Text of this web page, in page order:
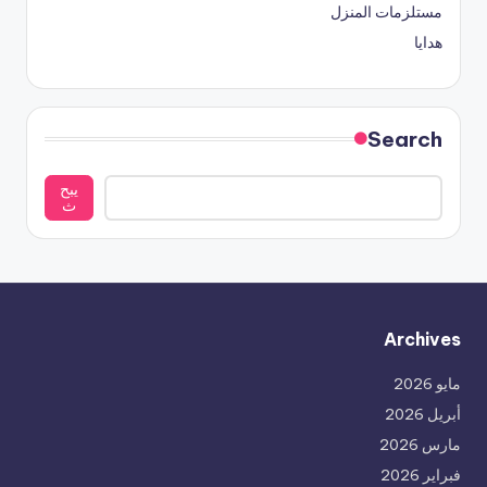
مستلزمات المنزل
هدايا
Search
يبح
ث
Archives
مايو 2026
أبريل 2026
مارس 2026
فبراير 2026